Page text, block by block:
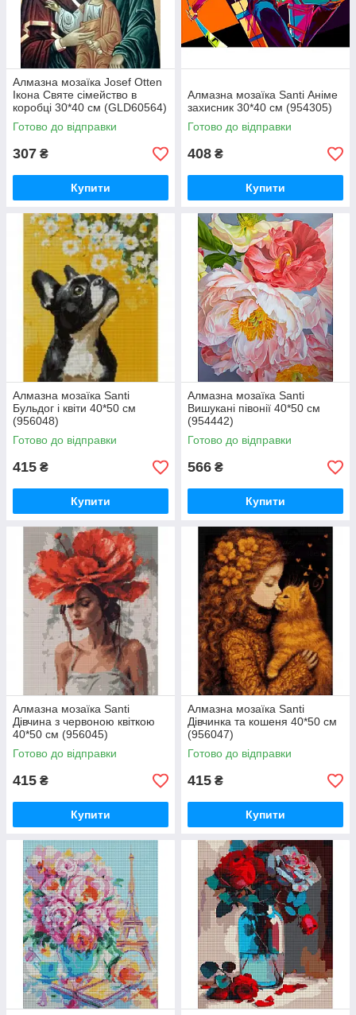
Алмазна мозаїка Josef Otten
Ікона Святе сімейство в
коробці 30*40 см (GLD60564)
Готово до відправки
307 ₴
Купити
Алмазна мозаїка Santi Аніме
захисник 30*40 см (954305)
Готово до відправки
408 ₴
Купити
Алмазна мозаїка Santi
Бульдог і квіти 40*50 см
(956048)
Готово до відправки
415 ₴
Купити
Алмазна мозаїка Santi
Вишукані півонії 40*50 см
(954442)
Готово до відправки
566 ₴
Купити
Алмазна мозаїка Santi
Дівчина з червоною квіткою
40*50 см (956045)
Готово до відправки
415 ₴
Купити
Алмазна мозаїка Santi
Дівчинка та кошеня 40*50 см
(956047)
Готово до відправки
415 ₴
Купити